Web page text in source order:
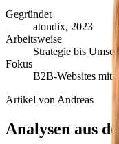
Gegründet
atondix, 2023
Arbeitsweise
Strategie bis
Fokus
B2B-Websites mit
Artikel von Andreas
Analysen aus